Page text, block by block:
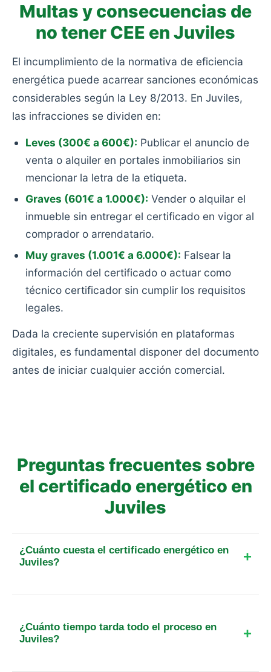
Multas y consecuencias de
no tener CEE en Juviles
El incumplimiento de la normativa de eficiencia
energética puede acarrear sanciones económicas
considerables según la Ley 8/2013. En Juviles,
las infracciones se dividen en:
Leves (300€ a 600€): Publicar el anuncio de
venta o alquiler en portales inmobiliarios sin
mencionar la letra de la etiqueta.
Graves (601€ a 1.000€): Vender o alquilar el
inmueble sin entregar el certificado en vigor al
comprador o arrendatario.
Muy graves (1.001€ a 6.000€): Falsear la
información del certificado o actuar como
técnico certificador sin cumplir los requisitos
legales.
Dada la creciente supervisión en plataformas
digitales, es fundamental disponer del documento
antes de iniciar cualquier acción comercial.
Preguntas frecuentes sobre
el certificado energético en
Juviles
¿Cuánto cuesta el certificado energético en
Juviles?
registro. Para otra superficie o tipo de inmueble,
¿Cuánto tiempo tarda todo el proceso en
Juviles?